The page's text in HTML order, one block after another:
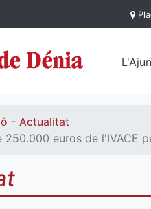
- Actualitat
250.000 euros de l'IVACE